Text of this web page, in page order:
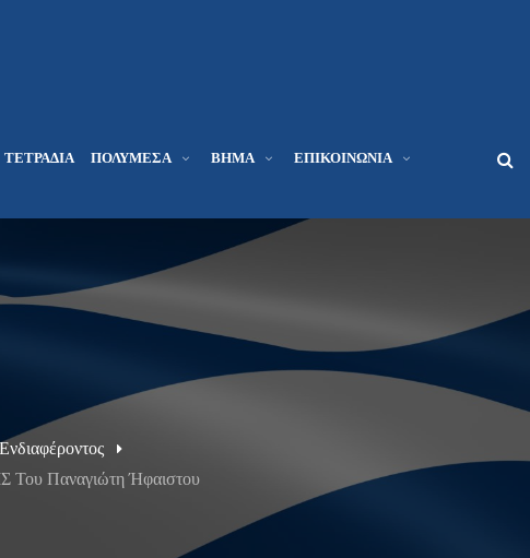
ΤΕΤΡΆΔΙΑ ΠΟΛΥΜΈΣΑ ΒΉΜΑ ΕΠΙΚΟΙΝΩΝΊΑ
Παναγιώτη Ήφαιστου